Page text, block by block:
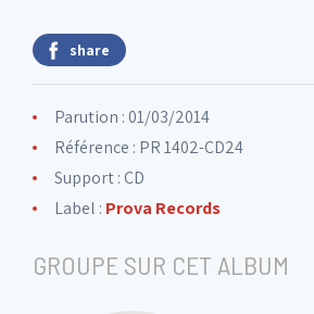
8. Rising Joy
9. Full House
10. Losing the Faith
11. May I Know (What I've Lost)
share
Parution : 01/03/2014
Référence : PR 1402-CD24
Support : CD
Label : Prova Records
GROUPE SUR CET ALBUM